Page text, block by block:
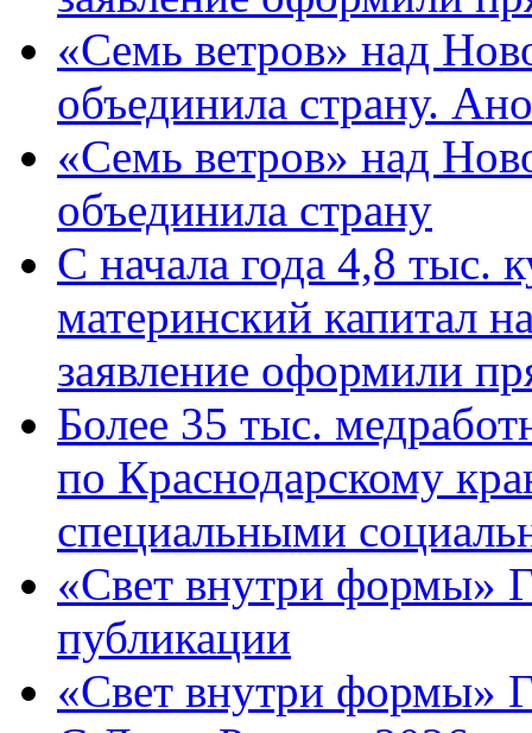
«Семь ветров» над
объединила страну.
«Семь ветров» над
объединила страну
С начала года 4,8 тыс.
материнский капитал
заявление оформили
Более 35 тыс.
по Краснодарскому
специальными
«Свет внутри формы»
публикации
«Свет внутри формы»